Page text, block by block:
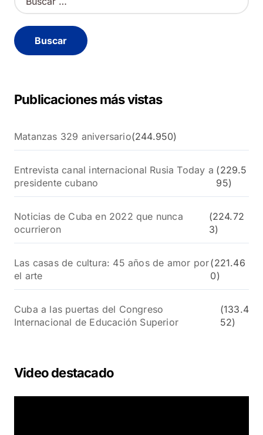
u
c
a
Publicaciones más vistas
Matanzas 329 aniversario(244.950)
Entrevista canal internacional Rusia Today a
presidente cubano
(229.5
95)
Noticias de Cuba en 2022 que nunca
ocurrieron
(224.72
3)
Las casas de cultura: 45 años de amor por
el arte
(221.46
0)
Cuba a las puertas del Congreso
Internacional de Educación Superior
(133.4
52)
Video destacado